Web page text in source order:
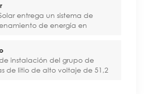
entrega un sistema de
de energía en
instalación del grupo de
de litio de alto voltaje de 51,2